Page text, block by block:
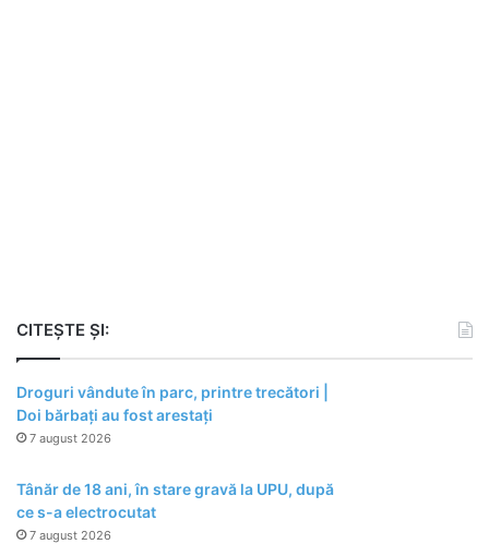
CITEȘTE ȘI:
Droguri vândute în parc, printre trecători |
Doi bărbați au fost arestați
7 august 2026
Tânăr de 18 ani, în stare gravă la UPU, după
ce s-a electrocutat
7 august 2026